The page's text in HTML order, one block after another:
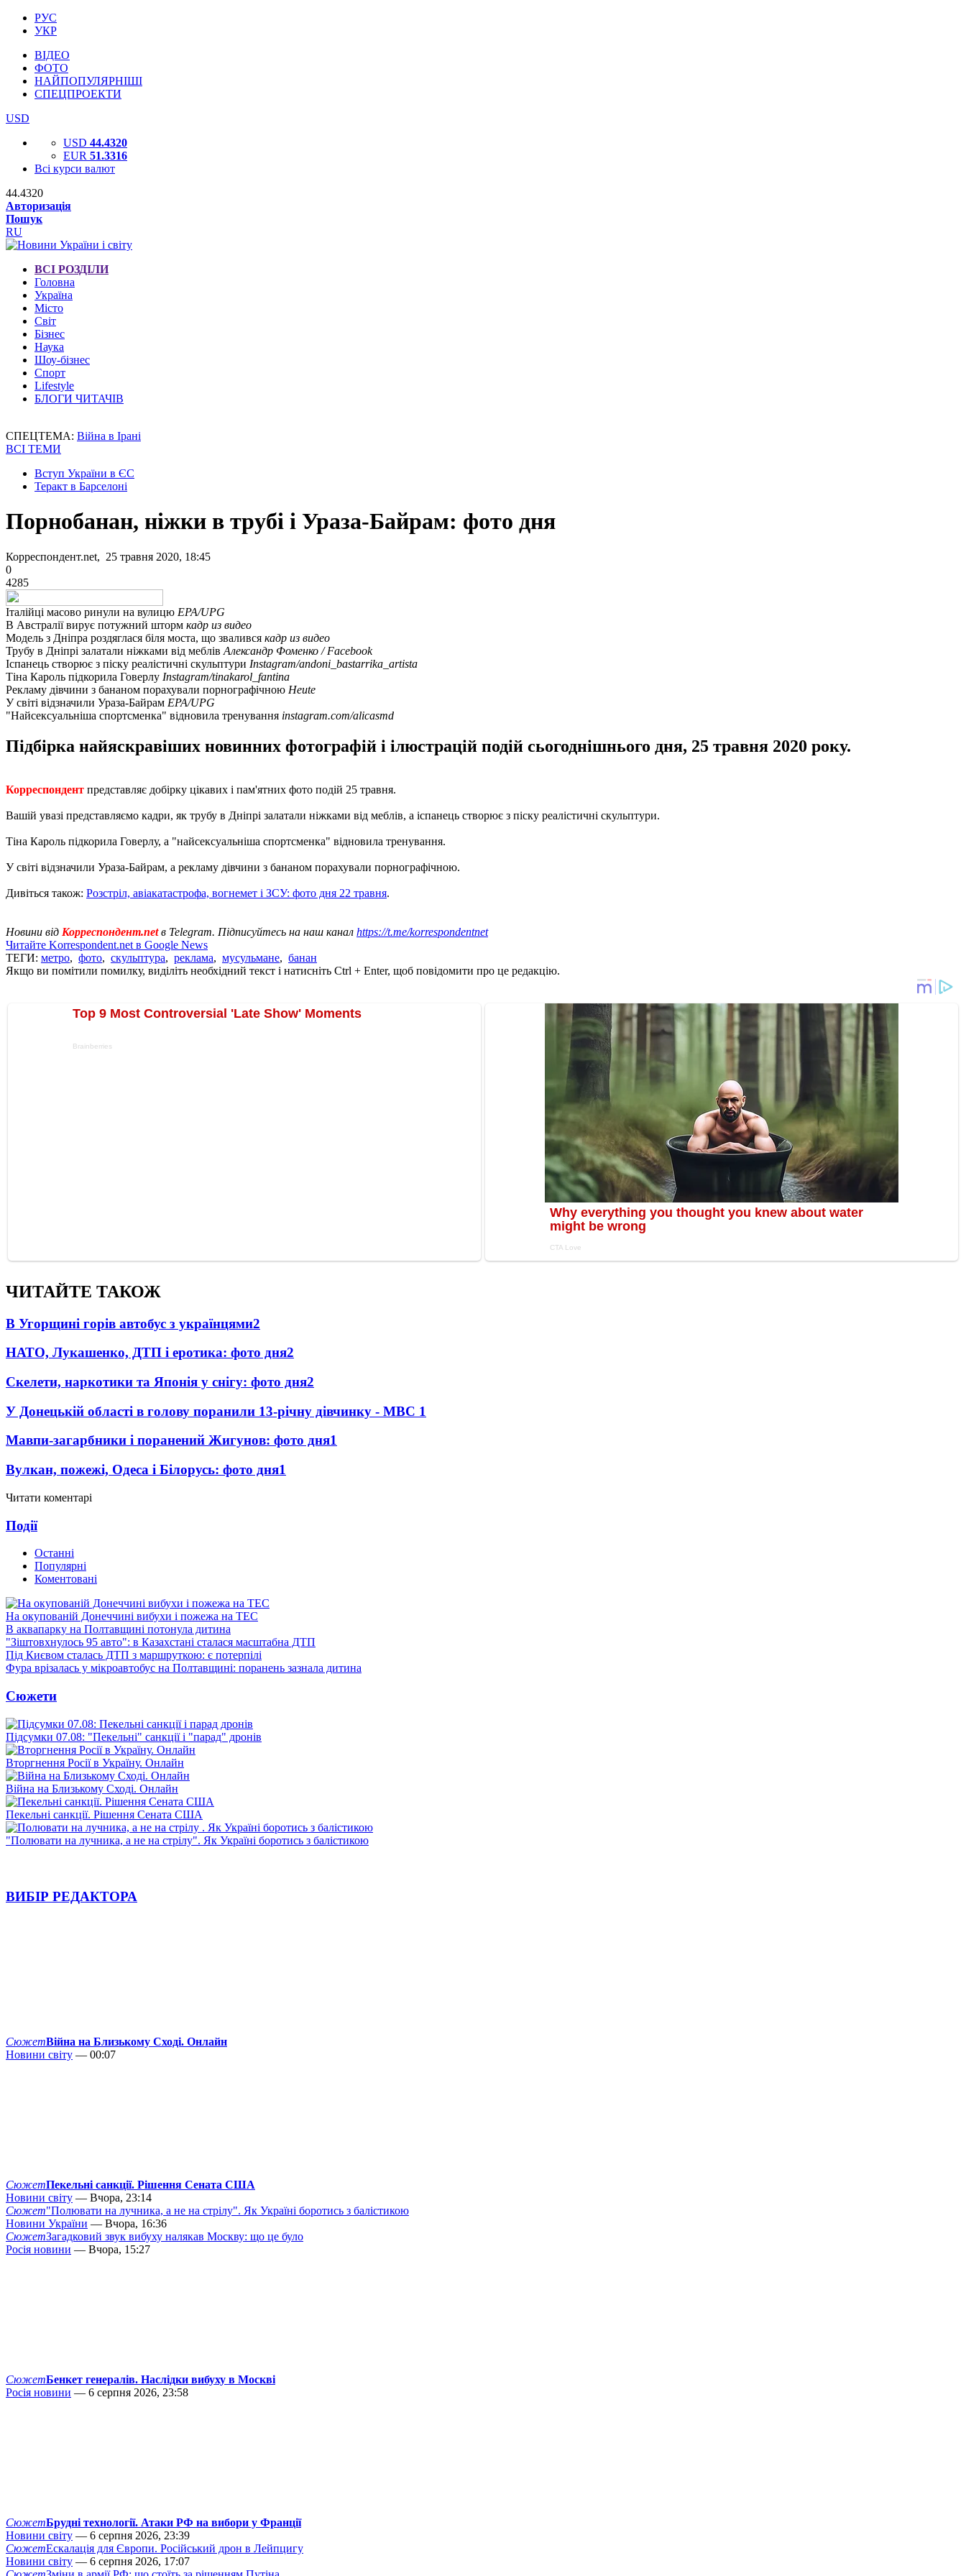
РУС
УКР
ВІДЕО
ФОТО
НАЙПОПУЛЯРНІШІ
СПЕЦПРОЕКТИ
USD
USD 44.4320
EUR 51.3316
Всі курси валют
44.4320
Авторизація
Пошук
RU
ВСІ РОЗДІЛИ
Головна
Україна
Місто
Світ
Бізнес
Наука
Шоу-бізнес
Спорт
Lifestyle
БЛОГИ ЧИТАЧІВ
СПЕЦТЕМА: Війна в Ірані
ВСІ ТЕМИ
Вступ України в ЄС
Теракт в Барселоні
Порнобанан, ніжки в трубі і Ураза-Байрам: фото дня
Корреспондент.net, 25 травня 2020, 18:45
0
4285
Італійці масово ринули на вулицю EPA/UPG
В Австралії вирує потужний шторм кадр из видео
Модель з Дніпра роздяглася біля моста, що звалився кадр из видео
Трубу в Дніпрі залатали ніжками від меблів Александр Фоменко / Facebook
Іспанець створює з піску реалістичні скульптури Instagram/andoni_bastarrika_artista
Тіна Кароль підкорила Говерлу Instagram/tinakarol_fantina
Рекламу дівчини з бананом порахували порнографічною Heute
У світі відзначили Ураза-Байрам EPA/UPG
"Найсексуальніша спортсменка" відновила тренування instagram.com/alicasmd
Підбірка найяскравіших новинних фотографій і ілюстрацій подій сьогоднішнього дня, 25 травня 2020 року.
Корреспондент представляє добірку цікавих і пам'ятних фото подій 25 травня.
Вашій увазі представляємо кадри, як трубу в Дніпрі залатали ніжками від меблів, а іспанець створює з піску реалістичні скульптури.
Тіна Кароль підкорила Говерлу, а "найсексуальніша спортсменка" відновила тренування.
У світі відзначили Ураза-Байрам, а рекламу дівчини з бананом порахували порнографічною.
Дивіться також: Розстріл, авіакатастрофа, вогнемет і ЗСУ: фото дня 22 травня.
Новини від Корреспондент.netв Telegram. Підписуйтесь на наш канал https://t.me/korrespondentnet
Читайте Korrespondent.net в Google News
ТЕГИ: метро, фото, скульптура, реклама, мусульмане, банан
Якщо ви помітили помилку, виділіть необхідний текст і натисніть Ctrl + Enter, щоб повідомити про це редакцію.
ЧИТАЙТЕ ТАКОЖ
В Угорщині горів автобус з українцями2
НАТО, Лукашенко, ДТП і еротика: фото дня2
Скелети, наркотики та Японія у снігу: фото дня2
У Донецькій області в голову поранили 13-річну дівчинку - МВС 1
Мавпи-загарбники і поранений Жигунов: фото дня1
Вулкан, пожежі, Одеса і Білорусь: фото дня1
Читати коментарі
Події
Останні
Популярні
Коментовані
На окупованій Донеччині вибухи і пожежа на ТЕС
В аквапарку на Полтавщині потонула дитина
"Зіштовхнулось 95 авто": в Казахстані сталася масштабна ДТП
Під Києвом сталась ДТП з маршруткою: є потерпілі
Фура врізалась у мікроавтобус на Полтавщині: поранень зазнала дитина
Сюжети
Підсумки 07.08: "Пекельні" санкції і "парад" дронів
Вторгнення Росії в Україну. Онлайн
Війна на Близькому Сході. Онлайн
Пекельні санкції. Рішення Сената США
"Полювати на лучника, а не на стрілу". Як Україні боротись з балістикою
ВИБІР РЕДАКТОРА
СюжетВійна на Близькому Сході. Онлайн
Новини світу — 00:07
СюжетПекельні санкції. Рішення Сената США
Новини світу — Вчора, 23:14
Сюжет"Полювати на лучника, а не на стрілу". Як Україні боротись з балістикою
Новини України — Вчора, 16:36
СюжетЗагадковий звук вибуху налякав Москву: що це було
Росія новини — Вчора, 15:27
СюжетБенкет генералів. Наслідки вибуху в Москві
Росія новини — 6 серпня 2026, 23:58
СюжетБрудні технології. Атаки РФ на вибори у Франції
Новини світу — 6 серпня 2026, 23:39
СюжетЕскалація для Європи. Російський дрон в Лейпцигу
Новини світу — 6 серпня 2026, 17:07